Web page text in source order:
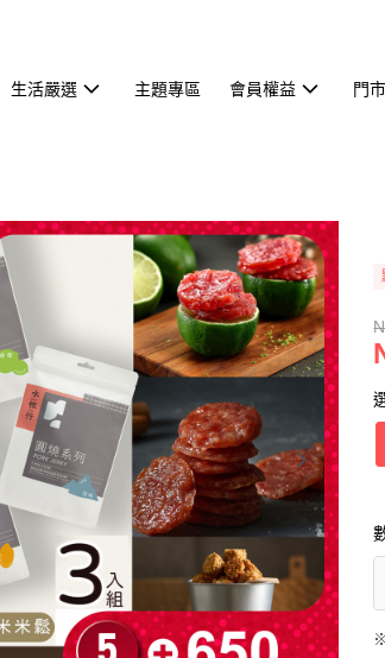
生活嚴選 主題專區 會員權益 門